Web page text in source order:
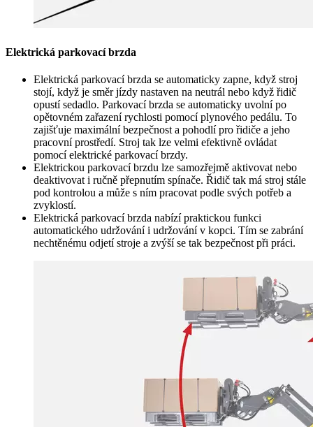
Elektrická parkovací brzda
Elektrická parkovací brzda se automaticky zapne, když stroj
stojí, když je směr jízdy nastaven na neutrál nebo když řidič
opustí sedadlo. Parkovací brzda se automaticky uvolní po
opětovném zařazení rychlosti pomocí plynového pedálu. To
zajišťuje maximální bezpečnost a pohodlí pro řidiče a jeho
pracovní prostředí. Stroj tak lze velmi efektivně ovládat
pomocí elektrické parkovací brzdy.
Elektrickou parkovací brzdu lze samozřejmě aktivovat nebo
deaktivovat i ručně přepnutím spínače. Řidič tak má stroj stále
pod kontrolou a může s ním pracovat podle svých potřeb a
zvyklostí.
Elektrická parkovací brzda nabízí praktickou funkci
automatického udržování i udržování v kopci. Tím se zabrání
nechtěnému odjetí stroje a zvýší se tak bezpečnost při práci.